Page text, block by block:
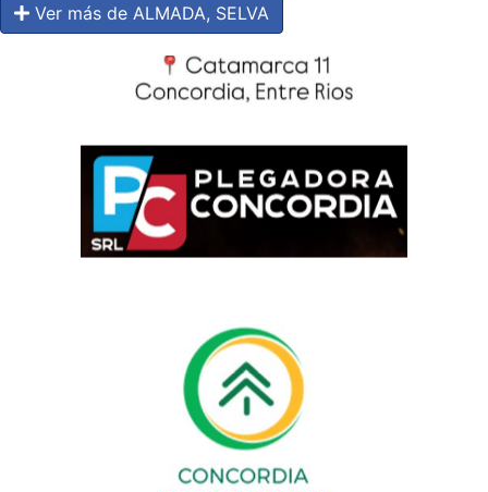
Ver más de ALMADA, SELVA